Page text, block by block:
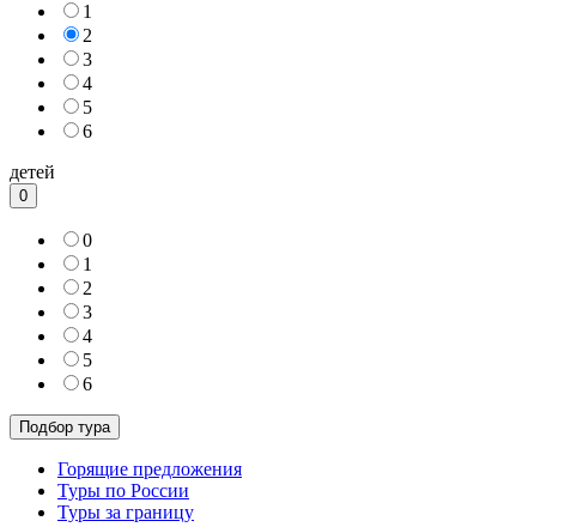
1
2
3
4
5
6
детей
0
0
1
2
3
4
5
6
Горящие предложения
Туры по России
Туры за границу